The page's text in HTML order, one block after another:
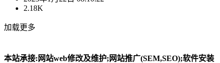
2.18K
加载更多
本站承接:网站web修改及维护;网站推广(SEM,SEO);软件安装